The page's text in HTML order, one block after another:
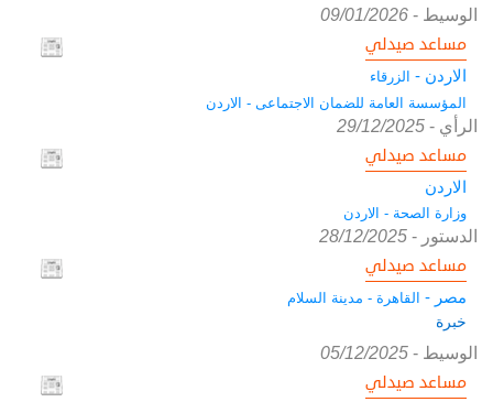
الوسيط -
09/01/2026
مساعد صيدلي
الاردن - الزرقاء
المؤسسة العامة للضمان الاجتماعى - الاردن
الرأي -
29/12/2025
مساعد صيدلي
الاردن
وزارة الصحة - الاردن
الدستور -
28/12/2025
مساعد صيدلي
مصر - القاهرة - مدينة السلام
خبرة
الوسيط -
05/12/2025
مساعد صيدلي